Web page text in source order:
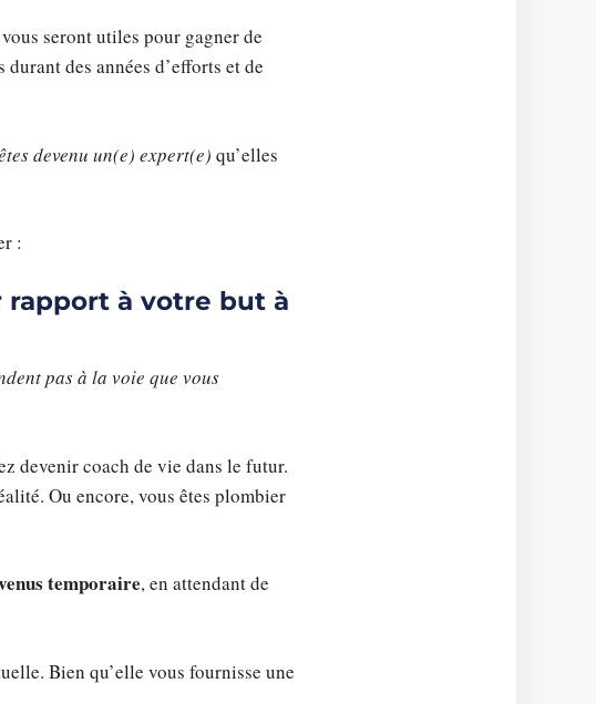
seront utiles pour gagner de
des années d’efforts et de
devenu un(e) expert(e) qu’elles
:
rapport à votre but à
pas à la voie que vous
devenir coach de vie dans le futur.
Ou encore, vous êtes plombier
temporaire, en attendant de
Bien qu’elle vous fournisse une